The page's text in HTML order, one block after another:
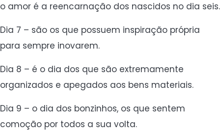
o amor é a reencarnação dos nascidos no dia seis.
Dia 7 – são os que possuem inspiração própria
para sempre inovarem.
Dia 8 – é o dia dos que são extremamente
organizados e apegados aos bens materiais.
Dia 9 – o dia dos bonzinhos, os que sentem
comoção por todos a sua volta.